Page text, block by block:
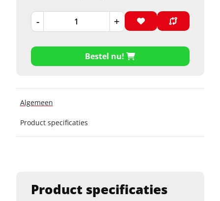
Product specificaties
- +
Bestel nu!
Algemeen
Product specificaties